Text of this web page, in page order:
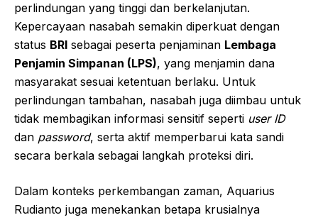
perlindungan yang tinggi dan berkelanjutan.
Kepercayaan nasabah semakin diperkuat dengan
status BRI sebagai peserta penjaminan Lembaga
Penjamin Simpanan (LPS), yang menjamin dana
masyarakat sesuai ketentuan berlaku. Untuk
perlindungan tambahan, nasabah juga diimbau untuk
tidak membagikan informasi sensitif seperti user ID
dan password, serta aktif memperbarui kata sandi
secara berkala sebagai langkah proteksi diri.
Dalam konteks perkembangan zaman, Aquarius
Rudianto juga menekankan betapa krusialnya